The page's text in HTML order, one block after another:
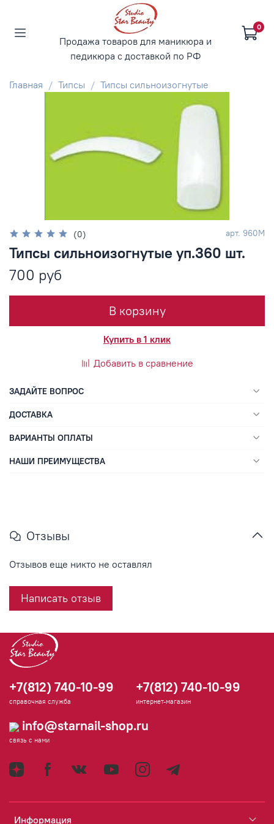
Продажа товаров для маникюра и
педикюра с доставкой по РФ
0
Главная Типсы Типсы сильноизогнутые
(0) арт. 960M
Типсы сильноизогнутые уп.360 шт.
700 руб
В корзину
Купить в 1 клик
Добавить в сравнение
ЗАДАЙТЕ ВОПРОС
ДОСТАВКА
ВАРИАНТЫ ОПЛАТЫ
НАШИ ПРЕИМУЩЕСТВА
Отзывы
Отзывов еще никто не оставлял
Написать отзыв
Информация
+7(812) 740-10-99
справочная служба
+7(812) 740-10-99
интернет-магазин
info@starnail-shop.ru
связь с нами